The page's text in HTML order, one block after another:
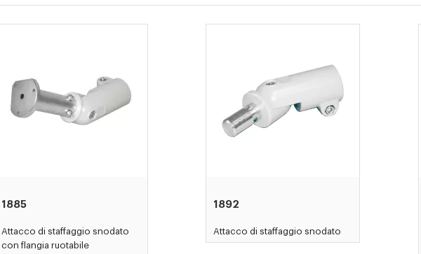
1885
Attacco di staffaggio snodato
con flangia ruotabile
1892
Attacco di staffaggio snodato